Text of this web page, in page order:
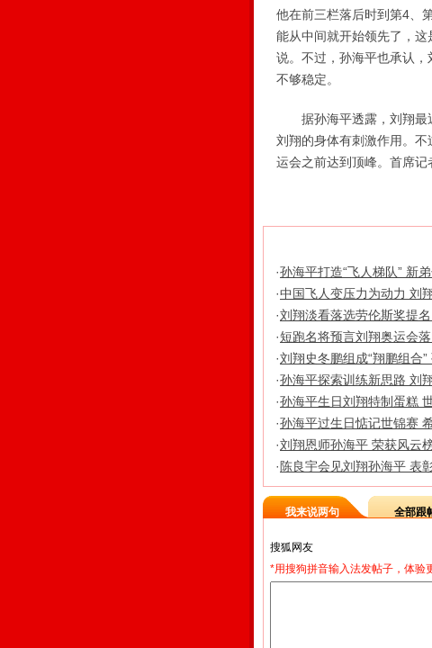
他在前三栏落后时到第4、
能从中间就开始领先了，
说。不过，孙海平也承认
不够稳定。
据孙海平透露，刘翔最
刘翔的身体有刺激作用。
运会之前达到顶峰。首席记
·孙海平打造“飞人梯队” 新
·中国飞人变压力为动力 刘
·刘翔淡看落选劳伦斯奖提
·短跑名将预言刘翔奥运会
·刘翔史冬鹏组成“翔鹏组合
·孙海平探索训练新思路 刘
·孙海平生日刘翔特制蛋糕
·孙海平过生日惦记世锦赛
·刘翔恩师孙海平 荣获风云
· 陈良宇会见刘翔孙海平 表
我来说两句 全部跟
*用搜狗拼音输入法发帖子，体验